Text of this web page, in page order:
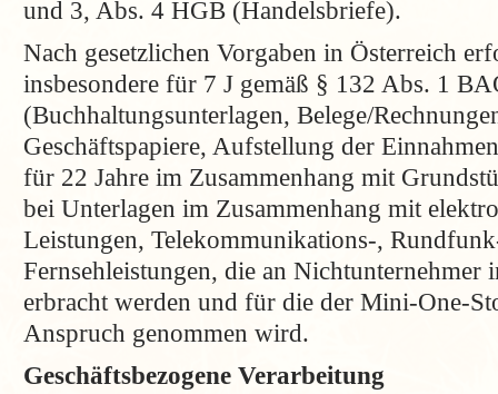
und 3, Abs. 4 HGB (Handelsbriefe).
Nach gesetzlichen Vorgaben in Österreich
insbesondere für 7 J gemäß § 132 Abs. 1
(Buchhaltungsunterlagen, Belege/
Geschäftspapiere, Aufstellung der
für 22 Jahre im Zusammenhang mit
bei Unterlagen im Zusammenhang mit
Leistungen, Telekommunikations-,
Fernsehleistungen, die an Nichtunternehmer
erbracht werden und für die der Mini-One-
Anspruch genommen wird.
Geschäftsbezogene Verarbeitung